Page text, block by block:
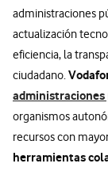
administraciones
actualización
eficiencia, la
ciudadano.
administraciones
organismos
recursos con
herramientas